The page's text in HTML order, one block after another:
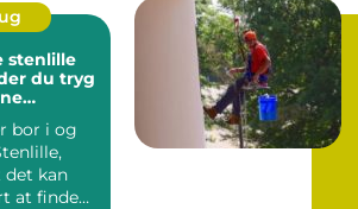
stenlille
du tryg
bor i og
det kan
at finde